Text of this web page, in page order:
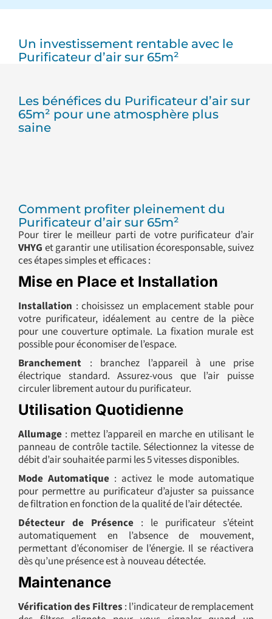
Un investissement rentable avec le
Purificateur d’air sur 65m²
Les bénéfices du Purificateur d’air sur
65m² pour une atmosphère plus
saine
Comment profiter pleinement du
Purificateur d’air sur 65m²
Pour tirer le meilleur parti de votre purificateur d’air
VHYG et garantir une utilisation écoresponsable, suivez
ces étapes simples et efficaces :
Mise en Place et Installation
Installation : choisissez un emplacement stable pour
votre purificateur, idéalement au centre de la pièce
pour une couverture optimale. La fixation murale est
possible pour économiser de l’espace.
Branchement : branchez l’appareil à une prise
électrique standard. Assurez-vous que l’air puisse
circuler librement autour du purificateur.
Utilisation Quotidienne
Allumage : mettez l’appareil en marche en utilisant le
panneau de contrôle tactile. Sélectionnez la vitesse de
débit d’air souhaitée parmi les 5 vitesses disponibles.
Mode Automatique : activez le mode automatique
pour permettre au purificateur d’ajuster sa puissance
de filtration en fonction de la qualité de l’air détectée.
Détecteur de Présence : le purificateur s’éteint
automatiquement en l’absence de mouvement,
permettant d’économiser de l’énergie. Il se réactivera
dès qu’une présence est à nouveau détectée.
Maintenance
Vérification des Filtres : l’indicateur de remplacement